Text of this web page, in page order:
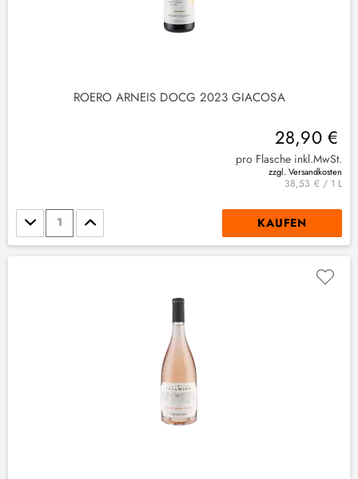
ROERO ARNEIS DOCG 2023 GIACOSA
28,90 €
pro Flasche inkl.MwSt.
zzgl. Versandkosten
38,53 € / 1 L
Stückzahl KAUFEN